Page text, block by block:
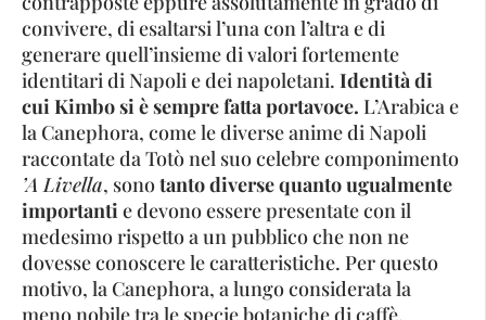
convivere, di esaltarsi l’una con l’altra e di
generare quell’insieme di valori fortemente
identitari di Napoli e dei napoletani. Identità di
cui Kimbo si è sempre fatta portavoce. L’Arabica e
la Canephora, come le diverse anime di Napoli
raccontate da Totò nel suo celebre componimento
’A Livella, sonotanto diverse quanto ugualmente
importanti e devono essere presentate con il
medesimo rispetto a un pubblico che non ne
dovesse conoscere le caratteristiche. Per questo
motivo, la Canephora, a lungo considerata la
meno nobile tra le specie botaniche di caffè,